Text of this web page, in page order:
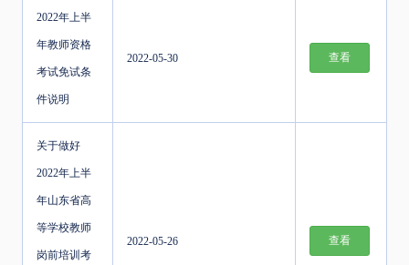
2022年上半
年教师资格
考试免试条
件说明
2022-05-30 查看
关于做好
2022年上半
年山东省高
等学校教师
岗前培训考
2022-05-26 查看